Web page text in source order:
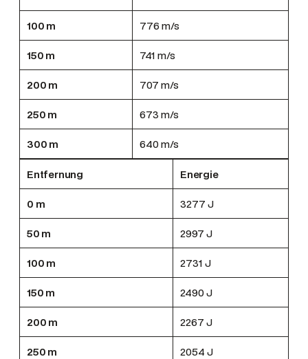
100 m 776 m/s
150 m 741 m/s
200 m 707 m/s
250 m 673 m/s
300 m 640 m/s
Entfernung Energie
0 m 3277 J
50 m 2997 J
100 m 2731 J
150 m 2490 J
200 m 2267 J
250 m 2054 J